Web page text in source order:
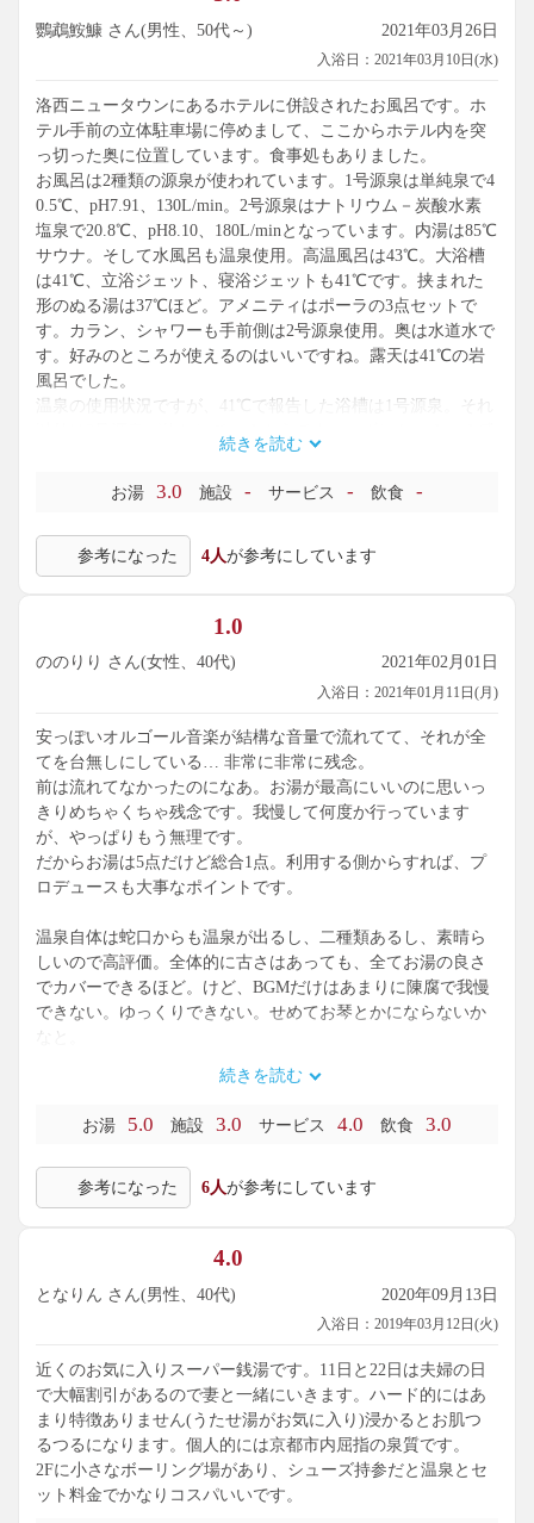
鸚鵡鮟鱇 さん(男性、50代～) 2021年03月26日
入浴日：2021年03月10日(水)
洛西ニュータウンにあるホテルに併設されたお風呂です。ホ
テル手前の立体駐車場に停めまして、ここからホテル内を突
っ切った奥に位置しています。食事処もありました。
お風呂は2種類の源泉が使われています。1号源泉は単純泉で4
0.5℃、pH7.91、130L/min。2号源泉はナトリウム－炭酸水素
塩泉で20.8℃、pH8.10、180L/minとなっています。内湯は85℃
サウナ。そして水風呂も温泉使用。高温風呂は43℃。大浴槽
は41℃、立浴ジェット、寝浴ジェットも41℃です。挟まれた
形のぬる湯は37℃ほど。アメニティはポーラの3点セットで
す。カラン、シャワーも手前側は2号源泉使用。奥は水道水で
す。好みのところが使えるのはいいですね。露天は41℃の岩
風呂でした。
温泉の使用状況ですが、41℃で報告した浴槽は1号源泉。それ
しっかり。All温泉使用というのは贅沢ですな。塩素臭少なく
ちなみに掲示によりますと、5月7日からリニュアルのため休
しくなることを期待しています。とはいえ、今でもあまり不
満ないですけどね。
続きを読む
お湯 3.0 施設 - サービス - 飲食 -
参考になった 4人が参考にしています
1.0
ののりり さん(女性、40代) 2021年02月01日
入浴日：2021年01月11日(月)
安っぽいオルゴール音楽が結構な音量で流れてて、それが全
てを台無しにしている… 非常に非常に残念。
前は流れてなかったのになあ。お湯が最高にいいのに思いっ
きりめちゃくちゃ残念です。我慢して何度か行っています
が、やっぱりもう無理です。
だからお湯は5点だけど総合1点。利用する側からすれば、プ
ロデュースも大事なポイントです。
温泉自体は蛇口からも温泉が出るし、二種類あるし、素晴ら
しいので高評価。全体的に古さはあっても、全てお湯の良さ
でカバーできるほど。けど、BGMだけはあまりに陳腐で我慢
できない。ゆっくりできない。せめてお琴とかにならないか
なと。
あと、サウナで常連が大きな声でしゃべくりまくりです。そ
こに従業員さんまで加わって話し込んでるのはどうかと思い
ます。
でも何よりも、とりあえずBGMが改善されるまで、もう行か
ないです。あれ、ほんと台無しです。せっかくの庭園露天な
活かして欲しいものです。いろんなとこでクーポン付きで安
く入れるけど、しばらくリピートはしないです。
続きを読む
お湯 5.0 施設 3.0 サービス 4.0 飲食 3.0
参考になった 6人が参考にしています
4.0
となりん さん(男性、40代) 2020年09月13日
入浴日：2019年03月12日(火)
近くのお気に入りスーパー銭湯です。11日と22日は夫婦の日
で大幅割引があるので妻と一緒にいきます。ハード的にはあ
まり特徴ありません(うたせ湯がお気に入り)浸かるとお肌つ
るつるになります。個人的には京都市内屈指の泉質です。
2Fに小さなボーリング場があり、シューズ持参だと温泉とセ
ット料金でかなりコスパいいです。